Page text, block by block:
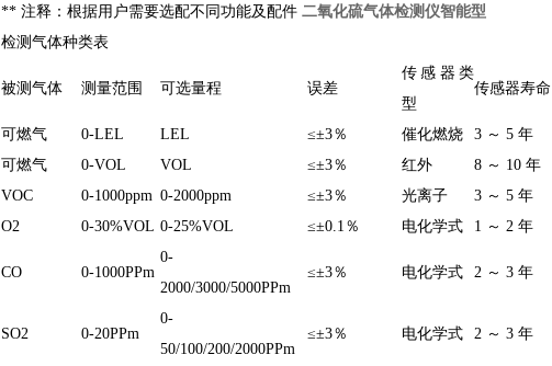
** 注释：根据用户需要选配不同功能及配件 二氧化硫气体检测仪智能型
检测气体种类表
被测气体 测量范围 可选量程 误差
传感器类
型
传感器寿命
可燃气 0-LEL LEL ≤±3％ 催化燃烧
3 ～ 5 年
可燃气
0-VOL VOL ≤±3％ 红外
8 ～ 10 年
VOC
0-1000ppm 0-2000ppm ≤±3％ 光离子
3 ～ 5 年
O2
0-30%VOL 0-25%VOL ≤±0.1％ 电化学式 1 ～ 2 年
CO 0-1000PPm
0-
2000/3000/5000PPm
≤±3％ 电化学式 2 ～ 3 年
SO2 0-20PPm
0-
50/100/200/2000PPm
≤±3％ 电化学式 2 ～ 3 年